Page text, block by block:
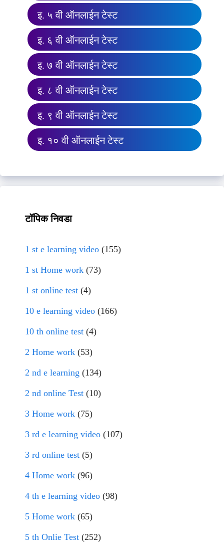
इ. ५ वी ऑनलाईन टेस्ट
इ. ६ वी ऑनलाईन टेस्ट
इ. ७ वी ऑनलाईन टेस्ट
इ. ८ वी ऑनलाईन टेस्ट
इ. ९ वी ऑनलाईन टेस्ट
इ. १० वी ऑनलाईन टेस्ट
टॉपिक निवडा
1 st e learning video (155)
1 st Home work (73)
1 st online test (4)
10 e learning video (166)
10 th online test (4)
2 Home work (53)
2 nd e learning (134)
2 nd online Test (10)
3 Home work (75)
3 rd e learning video (107)
3 rd online test (5)
4 Home work (96)
4 th e learning video (98)
5 Home work (65)
5 th Onlie Test (252)